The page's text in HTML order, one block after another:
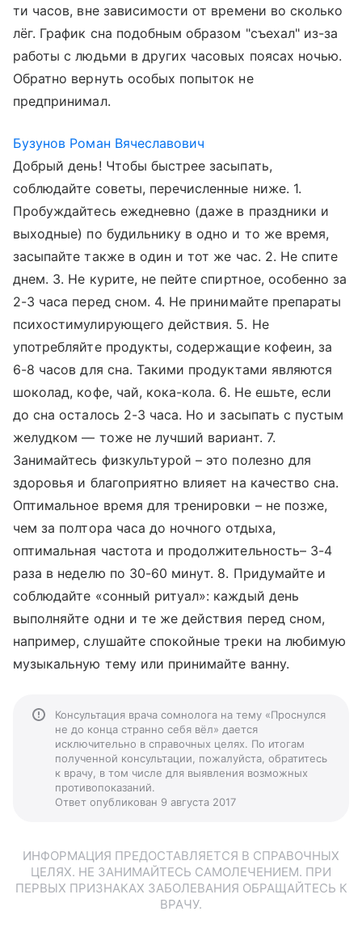
ти часов, вне зависимости от времени во сколько
лёг. График сна подобным образом "съехал" из-за
работы с людьми в других часовых поясах ночью.
Обратно вернуть особых попыток не
предпринимал.
Бузунов Роман Вячеславович
Добрый день! Чтобы быстрее засыпать,
соблюдайте советы, перечисленные ниже. 1.
Пробуждайтесь ежедневно (даже в праздники и
выходные) по будильнику в одно и то же время,
засыпайте также в один и тот же час. 2. Не спите
днем. 3. Не курите, не пейте спиртное, особенно за
2-3 часа перед сном. 4. Не принимайте препараты
психостимулирующего действия. 5. Не
употребляйте продукты, содержащие кофеин, за
6-8 часов для сна. Такими продуктами являются
шоколад, кофе, чай, кока-кола. 6. Не ешьте, если
до сна осталось 2-3 часа. Но и засыпать с пустым
желудком — тоже не лучший вариант. 7.
Занимайтесь физкультурой – это полезно для
здоровья и благоприятно влияет на качество сна.
Оптимальное время для тренировки – не позже,
чем за полтора часа до ночного отдыха,
оптимальная частота и продолжительность– 3-4
раза в неделю по 30-60 минут. 8. Придумайте и
соблюдайте «сонный ритуал»: каждый день
выполняйте одни и те же действия перед сном,
например, слушайте спокойные треки на любимую
музыкальную тему или принимайте ванну.
Консультация врача сомнолога на тему «Проснулся
не до конца странно себя вёл» дается
исключительно в справочных целях. По итогам
полученной консультации, пожалуйста, обратитесь
к врачу, в том числе для выявления возможных
противопоказаний.
Ответ опубликован 9 августа 2017
ИНФОРМАЦИЯ ПРЕДОСТАВЛЯЕТСЯ В СПРАВОЧНЫХ
ЦЕЛЯХ. НЕ ЗАНИМАЙТЕСЬ САМОЛЕЧЕНИЕМ. ПРИ
ПЕРВЫХ ПРИЗНАКАХ ЗАБОЛЕВАНИЯ ОБРАЩАЙТЕСЬ К
ВРАЧУ.